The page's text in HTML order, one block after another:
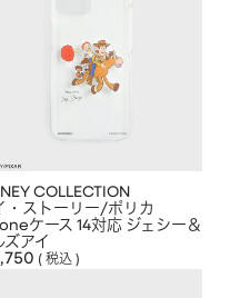
COLLECTION
・ストーリー/ポリカ
ケース 14対応 ジェシー＆
ズアイ
税込